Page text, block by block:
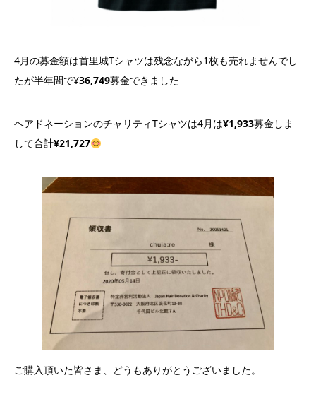
4月の募金額は首里城Tシャツは残念ながら1枚も売れませんでし
たが半年間で¥36,749募金できました
ヘアドネーションのチャリティTシャツは4月は¥1,933募金しま
して合計¥21,727
ご購入頂いた皆さま、どうもありがとうございました。